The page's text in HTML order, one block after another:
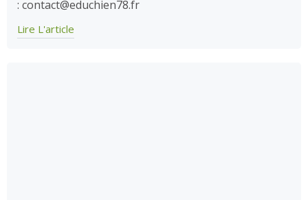
: contact@educhien78.fr
Lire L'article